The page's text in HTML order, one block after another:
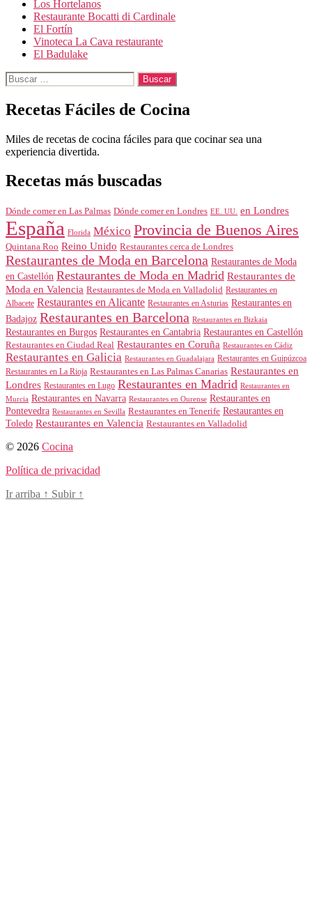
Los Hortelanos
Restaurante Bocatti di Cardinale
El Fortín
Vinoteca La Cava restaurante
El Badulake
Buscar:
Recetas Fáciles de Cocina
Miles de recetas de cocina fáciles para que cocinar sea una
experiencia divertida.
Recetas más buscadas
Dónde comer en Las Palmas Dónde comer en Londres EE. UU. en Londres
España Florida México Provincia de Buenos Aires
Quintana Roo Reino Unido Restaurantes cerca de Londres
Restaurantes de Moda en Barcelona Restaurantes de Moda
en Castellón Restaurantes de Moda en Madrid Restaurantes de
Moda en Valencia Restaurantes de Moda en Valladolid Restaurantes en
Albacete Restaurantes en Alicante Restaurantes en Asturias Restaurantes en
Badajoz Restaurantes en Barcelona Restaurantes en Bizkaia
Restaurantes en Burgos Restaurantes en Cantabria Restaurantes en Castellón
Restaurantes en Ciudad Real Restaurantes en Coruña Restaurantes en Cádiz
Restaurantes en Galicia Restaurantes en Guadalajara Restaurantes en Guipúzcoa
Restaurantes en La Rioja Restaurantes en Las Palmas Canarias Restaurantes en
Londres Restaurantes en Lugo Restaurantes en Madrid Restaurantes en
Murcia Restaurantes en Navarra Restaurantes en Ourense Restaurantes en
Pontevedra Restaurantes en Sevilla Restaurantes en Tenerife Restaurantes en
Toledo Restaurantes en Valencia Restaurantes en Valladolid
© 2026 Cocina
Política de privacidad
Ir arriba ↑ Subir ↑